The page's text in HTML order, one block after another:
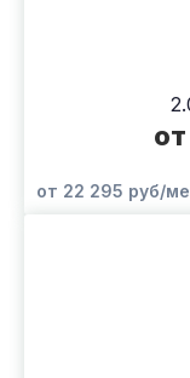
от 22 295 руб/